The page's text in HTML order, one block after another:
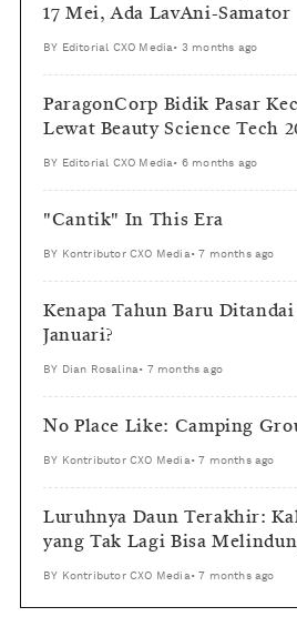
17 Mei, Ada LavAni-Samator
BY Editorial CXO Media • 3 months ago
ParagonCorp Bidik Pasar
Lewat Beauty Science Tech
BY Editorial CXO Media • 6 months ago
"Cantik" In This Era
BY Kontributor CXO Media •7 months ago
Kenapa Tahun Baru Ditandai
Januari?
BY Dian Rosalina • 7 months ago
No Place Like: Camping
BY Kontributor CXO Media •7 months ago
Luruhnya Daun Terakhir:
yang Tak Lagi Bisa
BY Kontributor CXO Media •7 months ago